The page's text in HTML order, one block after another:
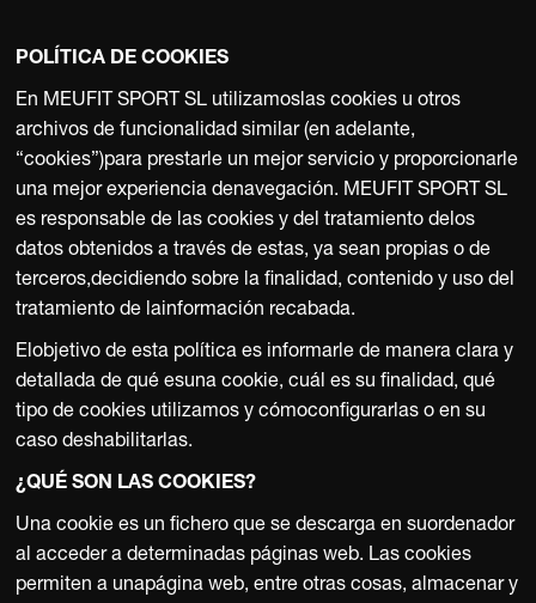
POLÍTICA DE COOKIES
En MEUFIT SPORT SL utilizamoslas cookies u otros
archivos de funcionalidad similar (en adelante,
“cookies”)para prestarle un mejor servicio y proporcionarle
una mejor experiencia denavegación. MEUFIT SPORT SL
es responsable de las cookies y del tratamiento delos
datos obtenidos a través de estas, ya sean propias o de
terceros,decidiendo sobre la finalidad, contenido y uso del
tratamiento de lainformación recabada.
Elobjetivo de esta política es informarle de manera clara y
detallada de qué esuna cookie, cuál es su finalidad, qué
tipo de cookies utilizamos y cómoconfigurarlas o en su
caso deshabilitarlas.
¿QUÉ SON LAS COOKIES?
Una cookie es un fichero que se descarga en suordenador
al acceder a determinadas páginas web. Las cookies
permiten a unapágina web, entre otras cosas, almacenar y